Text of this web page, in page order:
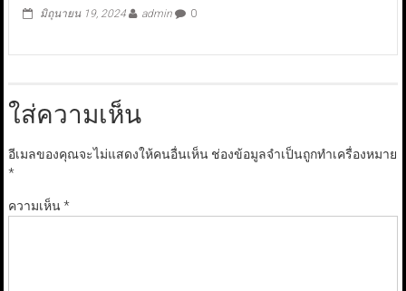
มิถุนายน 19, 2024 admin 0
ใส่ความเห็น
อีเมลของคุณจะไม่แสดงให้คนอื่นเห็น ช่องข้อมูลจำเป็นถูกทำเครื่องหมาย
*
ความเห็น*